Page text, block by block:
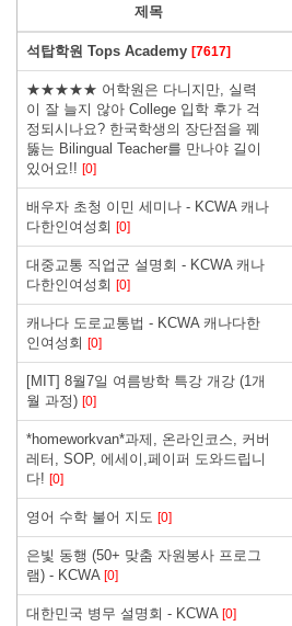
제목
석탑학원 Tops Academy [7617]
★★★★★ 어학원은 다니지만, 실력
이 잘 늘지 않아 College 입학 후가 걱
정되시나요? 한국학생의 장단점을 꿰
뚫는 Bilingual Teacher를 만나야 길이
있어요!! [0]
배우자 초청 이민 세미나 - KCWA 캐나
다한인여성회 [0]
대중교통 직업군 설명회 - KCWA 캐나
다한인여성회 [0]
캐나다 도로교통법 - KCWA 캐나다한
인여성회 [0]
[MIT] 8월7일 여름방학 특강 개강 (1개
월 과정) [0]
*homeworkvan*과제, 온라인코스, 커버
레터, SOP, 에세이,페이퍼 도와드립니
다! [0]
영어 수학 불어 지도 [0]
은빛 동행 (50+ 맞춤 자원봉사 프로그
램) - KCWA [0]
대한민국 병무 설명회 - KCWA [0]